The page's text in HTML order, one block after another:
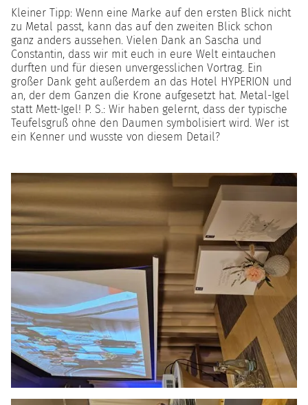
Kleiner Tipp: Wenn eine Marke auf den ersten Blick nicht
zu Metal passt, kann das auf den zweiten Blick schon
ganz anders aussehen. Vielen Dank an Sascha und
Constantin, dass wir mit euch in eure Welt eintauchen
durften und für diesen unvergesslichen Vortrag. Ein
großer Dank geht außerdem an das Hotel HYPERION und
an, der dem Ganzen die Krone aufgesetzt hat. Metal-Igel
statt Mett-Igel! P. S.: Wir haben gelernt, dass der typische
Teufelsgruß ohne den Daumen symbolisiert wird. Wer ist
ein Kenner und wusste von diesem Detail?